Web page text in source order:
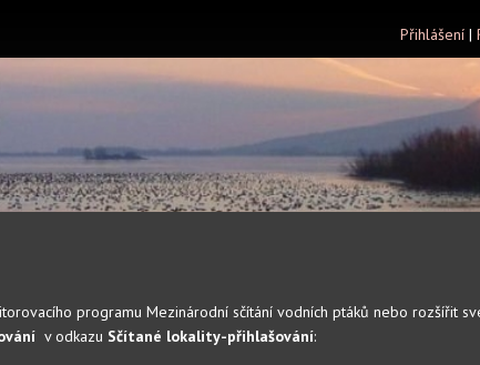
Přihlášení |
programu Mezinárodní sčítání vodních ptáků nebo rozšířit
v odkazu Sčítané lokality-přihlašování: